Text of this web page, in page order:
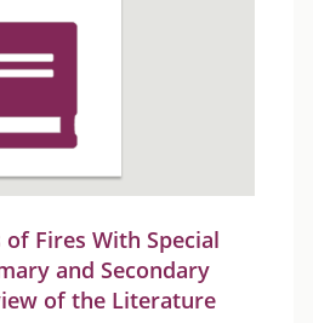
of Fires With Special
and Secondary
of the Literature